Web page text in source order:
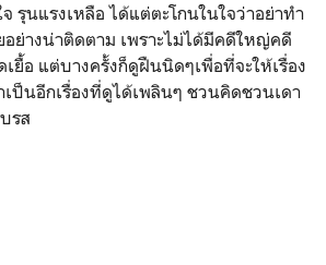
รุนแรงเหลือ ได้แต่ตะโกนในใจว่าอย่าทำ
ย่างน่าติดตาม เพราะไม่ได้มีคดีใหญ่คดี
เยื้อ แต่บางครั้งก็ดูฝืนนิดๆเพื่อที่จะให้เรื่อง
เป็นอีกเรื่องที่ดูได้เพลินๆ ชวนคิดชวนเดา
รส